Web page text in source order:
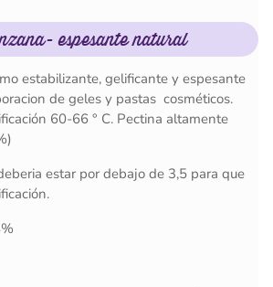
espesante natural
estabilizante, gelificante y espesante
de geles y pastas cosméticos.
60-66 ° C. Pectina altamente
estar por debajo de 3,5 para que